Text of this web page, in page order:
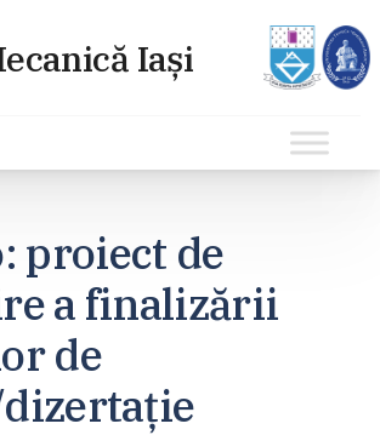
proiect de
a finalizării
de